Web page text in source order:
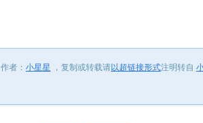
作者： 小星星 ， 复制或转载请以超链接形式注明转自